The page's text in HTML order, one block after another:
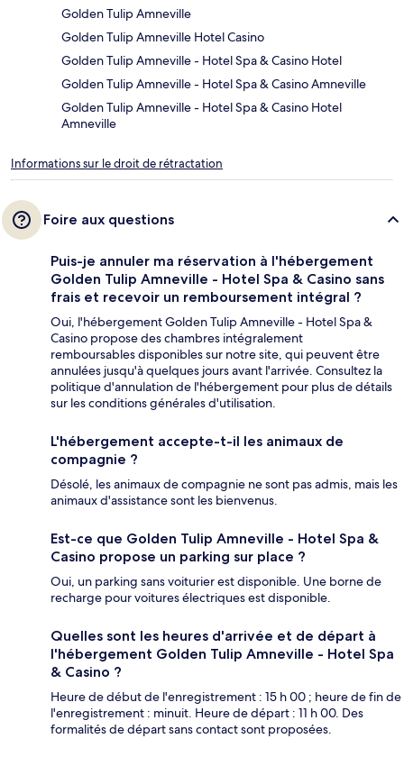
Golden Tulip Amneville
Golden Tulip Amneville Hotel Casino
Golden Tulip Amneville - Hotel Spa & Casino Hotel
Golden Tulip Amneville - Hotel Spa & Casino Amneville
Golden Tulip Amneville - Hotel Spa & Casino Hotel
Amneville
Informations sur le droit de rétractation
Foire aux questions
Puis-je annuler ma réservation à l'hébergement
Golden Tulip Amneville - Hotel Spa & Casino sans
frais et recevoir un remboursement intégral ?
Oui, l'hébergement Golden Tulip Amneville - Hotel Spa &
Casino propose des chambres intégralement
remboursables disponibles sur notre site, qui peuvent être
annulées jusqu'à quelques jours avant l'arrivée. Consultez la
politique d'annulation de l'hébergement pour plus de détails
sur les conditions générales d'utilisation.
L'hébergement accepte-t-il les animaux de
compagnie ?
Désolé, les animaux de compagnie ne sont pas admis, mais les
animaux d'assistance sont les bienvenus.
Est-ce que Golden Tulip Amneville - Hotel Spa &
Casino propose un parking sur place ?
Oui, un parking sans voiturier est disponible. Une borne de
recharge pour voitures électriques est disponible.
Quelles sont les heures d'arrivée et de départ à
l'hébergement Golden Tulip Amneville - Hotel Spa
& Casino ?
Heure de début de l'enregistrement : 15 h 00 ; heure de fin de
l'enregistrement : minuit. Heure de départ : 11 h 00. Des
formalités de départ sans contact sont proposées.